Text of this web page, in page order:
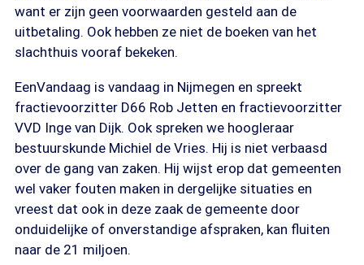
want er zijn geen voorwaarden gesteld aan de
uitbetaling. Ook hebben ze niet de boeken van het
slachthuis vooraf bekeken.
EenVandaag is vandaag in Nijmegen en spreekt
fractievoorzitter D66 Rob Jetten en fractievoorzitter
VVD Inge van Dijk. Ook spreken we hoogleraar
bestuurskunde Michiel de Vries. Hij is niet verbaasd
over de gang van zaken. Hij wijst erop dat gemeenten
wel vaker fouten maken in dergelijke situaties en
vreest dat ook in deze zaak de gemeente door
onduidelijke of onverstandige afspraken, kan fluiten
naar de 21 miljoen.